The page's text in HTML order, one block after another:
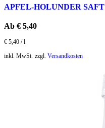
APFEL-HOLUNDER SAFT
Ab € 5,40
€ 5,40 /l
inkl. MwSt. zzgl. Versandkosten